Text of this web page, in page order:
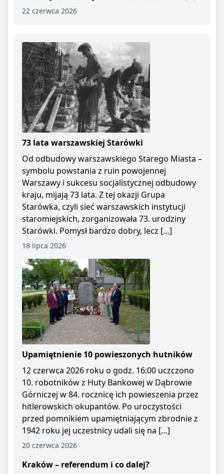
22 czerwca 2026
73 lata warszawskiej Starówki
Od odbudowy warszawskiego Starego Miasta –
symbolu powstania z ruin powojennej
Warszawy i sukcesu socjalistycznej odbudowy
kraju, mijają 73 lata. Z tej okazji Grupa
Starówka, czyli sieć warszawskich instytucji
staromiejskich, zorganizowała 73. urodziny
Starówki. Pomysł bardzo dobry, lecz […]
18 lipca 2026
Upamiętnienie 10 powieszonych hutników
12 czerwca 2026 roku o godz. 16:00 uczczono
10. robotników z Huty Bankowej w Dąbrowie
Górniczej w 84. rocznicę ich powieszenia przez
hitlerowskich okupantów. Po uroczystości
przed pomnikiem upamiętniającym zbrodnie z
1942 roku jej uczestnicy udali się na […]
20 czerwca 2026
Kraków – referendum i co dalej?